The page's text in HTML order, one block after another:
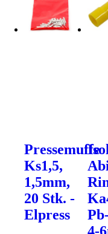
Pressemuffe
Ks1,5,
1,5mm,
20 Stk. -
Elpress